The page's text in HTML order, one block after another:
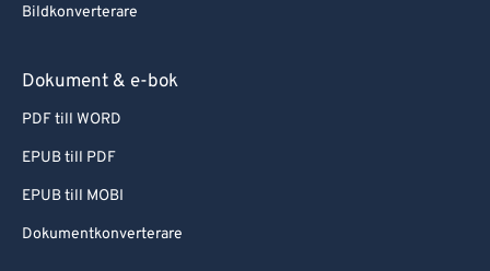
Bildkonverterare
Dokument & e-bok
PDF till WORD
EPUB till PDF
EPUB till MOBI
Dokumentkonverterare